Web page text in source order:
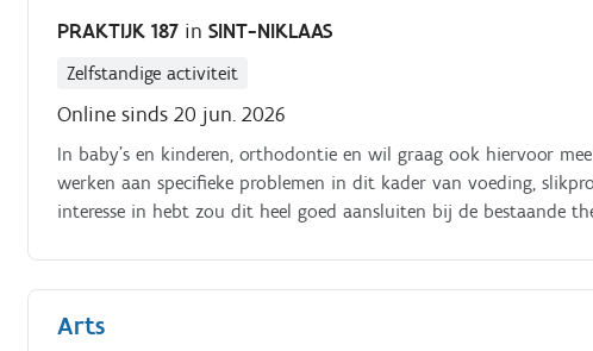
PRAKTIJK 187 inSINT-NIKLAAS
Zelfstandige activiteit
Online sinds 20 jun. 2026
In baby's en kinderen, orthodontie en wil graag ook hiervoor
werken aan specifieke problemen in dit kader van voeding,
interesse in hebt zou dit heel goed aansluiten bij de bestaande
Arts